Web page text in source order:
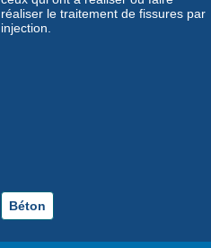
réaliser le traitement de fissures par
injection.
Béton